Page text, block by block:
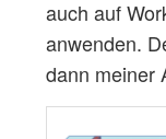
auch auf
anwenden.
dann meiner